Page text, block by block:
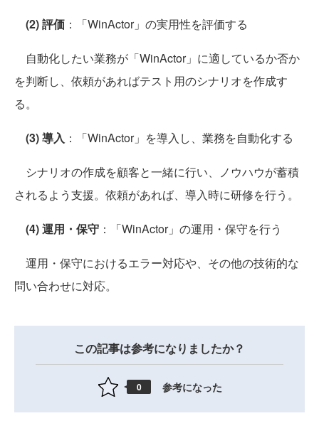
(2) 評価 ：「WinActor」の実用性を評価する
自動化したい業務が「WinActor」に適しているか否か
を判断し、依頼があればテスト用のシナリオを作成す
る。
(3) 導入 ：「WinActor」を導入し、業務を自動化する
シナリオの作成を顧客と一緒に行い、ノウハウが蓄積
されるよう支援。依頼があれば、導入時に研修を行う。
(4) 運用・保守 ：「WinActor」の運用・保守を行う
運用・保守におけるエラー対応や、その他の技術的な
問い合わせに対応。
この記事は参考になりましたか？
0 参考になった